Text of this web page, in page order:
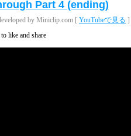
Part 4 (ending)
by Miniclip.com [ YouTubeで見る ]
like and share